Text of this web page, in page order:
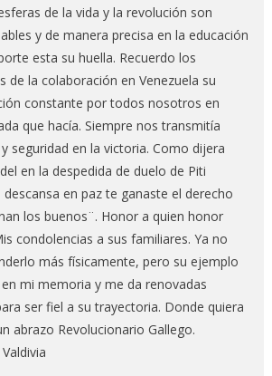
de la vida y la revolución son
y de manera precisa en la educación
esta su huella. Recuerdo los
de la colaboración en Venezuela su
constante por todos nosotros en
que hacía. Siempre nos transmitía
seguridad en la victoria. Como dijera
en la despedida de duelo de Piti
descansa en paz te ganaste el derecho
los buenos¨. Honor a quien honor
condolencias a sus familiares. Ya no
más físicamente, pero su ejemplo
mi memoria y me da renovadas
ser fiel a su trayectoria. Donde quiera
abrazo Revolucionario Gallego.